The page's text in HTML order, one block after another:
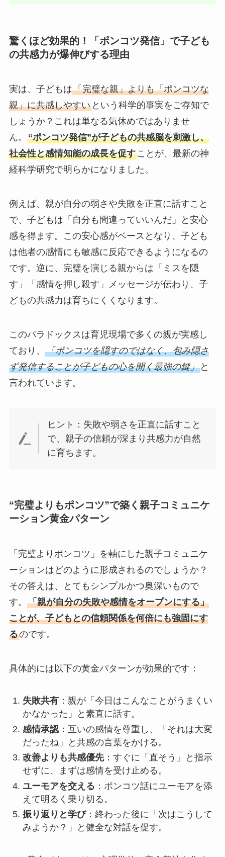
驚くほど効果的！「ポンコツ発信」で子ども
の共感力が爆伸びする理由
実は、子どもは「完璧な親」よりも「ポンコツな
親」に共感しやすいという科学的事実をご存知で
しょうか？これは単なる気休めではありませ
ん。 “ポンコツ発信”が子どもの共感脳を刺激し、
社会性と感情知能の成長を促すことが、最新の神
経科学研究で明らかになりました。
例えば、親が自分の弱さや失敗を正直に話すこと
で、子どもは「自分も間違っていいんだ」と安心
感を得ます。この安心感がベースとなり、子ども
は他者の感情にも敏感に反応できるようになるの
です。逆に、完璧を演じる親からは「ミスを隠
す」「感情を押し殺す」メッセージが伝わり、子
どもの共感力は育ちにくくなります。
このパラドックスは育児現場で多くの親が実感し
ており、 「ポンコツを隠すのではなく、包み隠さ
ず発信することが子どもの心を開く最強の鍵」と
言われています。
ヒント：失敗や弱さを正直に話すこと
で、親子の信頼が深まり共感力が自然
に育ちます。
“完璧よりもポンコツ”で築く親子コミュニケ
ーション黄金パターン
「完璧よりポンコツ」を軸にした親子コミュニケ
ーションはどのように形成されるのでしょうか？
その答えは、とてもシンプルかつ奥深いもので
す。 「親が自分の失敗や感情をオープンにする」
ことが、子どもとの信頼関係を何倍にも強固にす
るのです。
具体的には以下の黄金パターンが効果的です：
失敗共有：親が「今日はこんなことがうまくい
かなかった」と素直に話す。
感情承認：互いの感情を尊重し、「それは大変
だったね」と共感の言葉をかける。
改善よりも共感優先：すぐに「直そう」と指示
せずに、まずは感情を受け止める。
ユーモアを交える ：ポンコツ話にユーモアを添
えて明るく乗り切る。
振り返りと学び：終わった後に「次はこうして
みようか？」と健全な対話を促す。